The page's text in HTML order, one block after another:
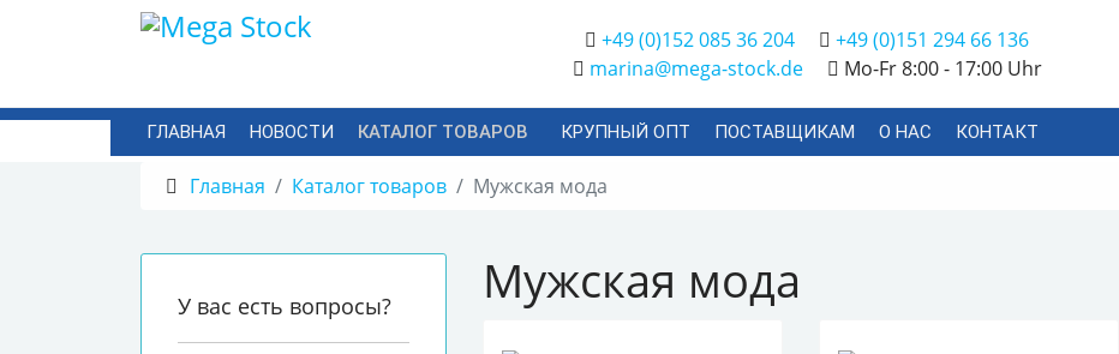
+49 (0)152 085 36 204
+49 (0)151 294 66 136
marina@mega-stock.de
Mo-Fr 8:00 - 17:00 Uhr
ГЛАВНАЯ НОВОСТИ КАТАЛОГ ТОВАРОВ КРУПНЫЙ ОПТ ПОСТАВЩИКАМ О НАС КОНТАКТ
Главная Каталог товаров Мужская мода
У вас есть вопросы? Мужская мода